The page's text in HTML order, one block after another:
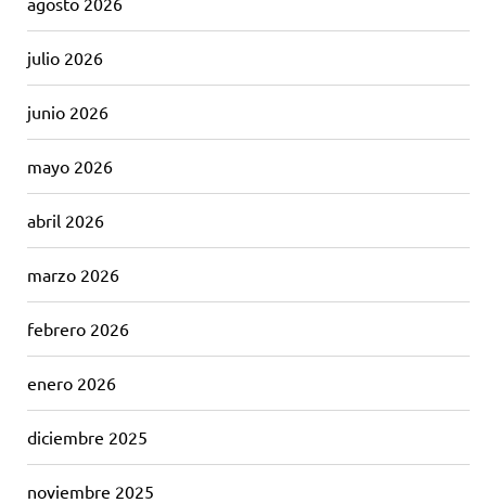
julio 2026
junio 2026
mayo 2026
abril 2026
marzo 2026
febrero 2026
enero 2026
diciembre 2025
noviembre 2025